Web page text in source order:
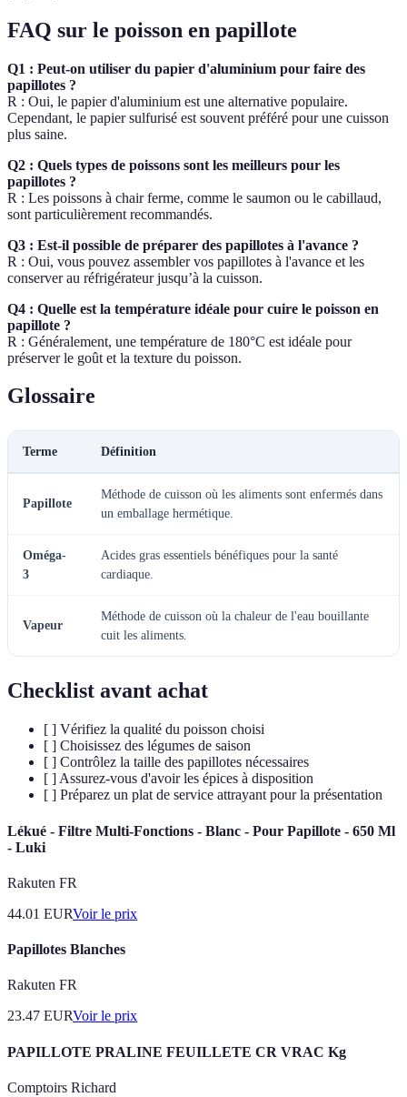
FAQ sur le poisson en papillote
Q1 : Peut-on utiliser du papier d'aluminium pour faire des
papillotes ?
R : Oui, le papier d'aluminium est une alternative populaire.
Cependant, le papier sulfurisé est souvent préféré pour une cuisson
plus saine.
Q2 : Quels types de poissons sont les meilleurs pour les
papillotes ?
R : Les poissons à chair ferme, comme le saumon ou le cabillaud,
sont particulièrement recommandés.
Q3 : Est-il possible de préparer des papillotes à l'avance ?
R : Oui, vous pouvez assembler vos papillotes à l'avance et les
conserver au réfrigérateur jusqu’à la cuisson.
Q4 : Quelle est la température idéale pour cuire le poisson en
papillote ?
R : Généralement, une température de 180°C est idéale pour
préserver le goût et la texture du poisson.
Glossaire
Terme Définition
Papillote
Méthode de cuisson où les aliments sont enfermés dans
un emballage hermétique.
Oméga-
3
Acides gras essentiels bénéfiques pour la santé
cardiaque.
Vapeur
Méthode de cuisson où la chaleur de l'eau bouillante
cuit les aliments.
Checklist avant achat
[ ] Vérifiez la qualité du poisson choisi
[ ] Choisissez des légumes de saison
[ ] Contrôlez la taille des papillotes nécessaires
[ ] Assurez-vous d'avoir les épices à disposition
[ ] Préparez un plat de service attrayant pour la présentation
Lékué - Filtre Multi-Fonctions - Blanc - Pour Papillote - 650 Ml
- Luki
Rakuten FR
44.01 EURVoir le prix
Papillotes Blanches
Rakuten FR
23.47 EURVoir le prix
PAPILLOTE PRALINE FEUILLETE CR VRAC Kg
Comptoirs Richard